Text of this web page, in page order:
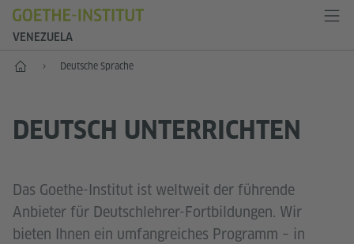
VENEZUELA
Start Deutsche Sprache
DEUTSCH UNTERRICHTEN
Das Goethe-Institut ist weltweit der führende
Anbieter für Deutschlehrer-Fortbildungen. Wir
bieten Ihnen ein umfangreiches Programm – in